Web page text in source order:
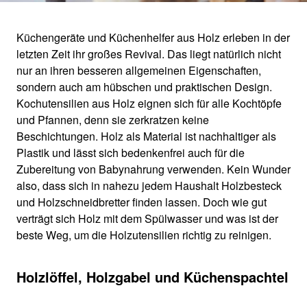
KÜCHENUTENSILIEN
aus Holz richtig pflegen
Küchengeräte und Küchenhelfer aus Holz erleben in der
letzten Zeit ihr großes Revival. Das liegt natürlich nicht
nur an ihren besseren allgemeinen Eigenschaften,
sondern auch am hübschen und praktischen Design.
Kochutensilien aus Holz eignen sich für alle Kochtöpfe
und Pfannen, denn sie zerkratzen keine
Beschichtungen. Holz als Material ist nachhaltiger als
Plastik und lässt sich bedenkenfrei auch für die
Zubereitung von Babynahrung verwenden. Kein Wunder
also, dass sich in nahezu jedem Haushalt Holzbesteck
und Holzschneidbretter finden lassen. Doch wie gut
verträgt sich Holz mit dem Spülwasser und was ist der
beste Weg, um die Holzutensilien richtig zu reinigen.
Holzlöffel, Holzgabel und Küchenspachtel